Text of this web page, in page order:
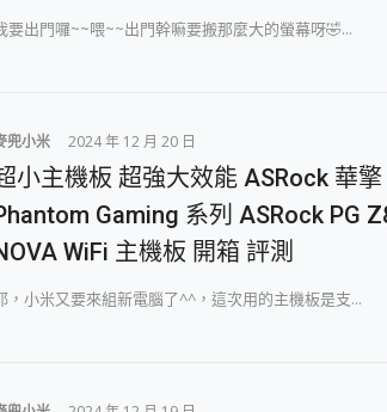
60 系列 與 Moto | Swarovski razr 60 冰藍
讓您輕鬆的移除與格式化有防寫保護的
AI 好幫手! VideoProc Converter AI 新版全解
藍牙音響 氛圍情境燈 我通通都要！
驗 GravaStar Mercury K1 系列 異星機械鍵
師！MSI MPG 491CQP QD-OLED 超寬曲
護來囉！ imos 首家導入 UL MCV 行銷宣告
家 歡慶 EaseUS 21 週年到來，「Slogan
的 ONPRO MagReact MXs2 5000mAh薄
全新升級，GO Fest 五折優惠嗨翻天！支
智慧錄音膠囊~ 您的AI 秘書已上線 每月免
亞奇雷 AI・Gaming・創作儲存方案登場，
MagReact M5 10000mAh 5合1 磁吸
要出門囉~~喂~~出門幹嘛要搬那麼大的螢幕呀🤣...
兜小米 2024 年 12 月 20 日
小主機板 超強大效能 ASRock 華擎
Gaming 系列 ASRock PG
WiFi 主機板 開箱 評測
，小米又要來組新電腦了^^，這次用的主機板是支...